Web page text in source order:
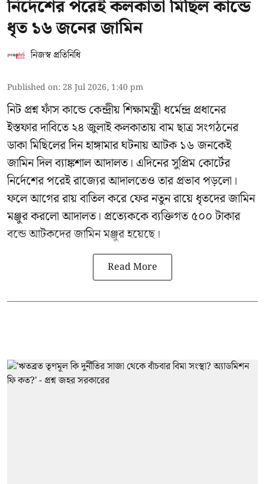
নির্দেশের পরেই কলকাতা মিছিল কান্ডে
ধৃত ১৬ জনের জামিন
নিজস্ব প্রতিনিধি
Published on: 28 Jul 2026, 1:40 pm
নিট প্রশ্ন ফাঁস কান্ডে কেন্দ্রীয় শিক্ষামন্ত্রী ধর্মেন্দ্র প্রধানের
ইস্তফার দাবিতে ২৪ জুলাই কলকাতায় বাম ছাত্র সংগঠনের
ডাকা মিছিলের দিন হাঙ্গামার ঘটনায় আটক ১৬ জনকেই
জামিন দিল ব্যাঙ্কশাল আদালত। এদিনের সুপ্রিম কোর্টের
নির্দেশের পরেই রাজ্যের আদালতেও তার প্রভাব পড়লো।
ফলে আগের রায় বাতিল করে ফের নতুন রায়ে ধৃতদের জামিন
মঞ্জুর করলো আদালত। প্রত্যেককে ব্যক্তিগত ৫০০ টাকার
বন্ডে আটকদের জামিন মঞ্জুর হয়েছে।
Read More